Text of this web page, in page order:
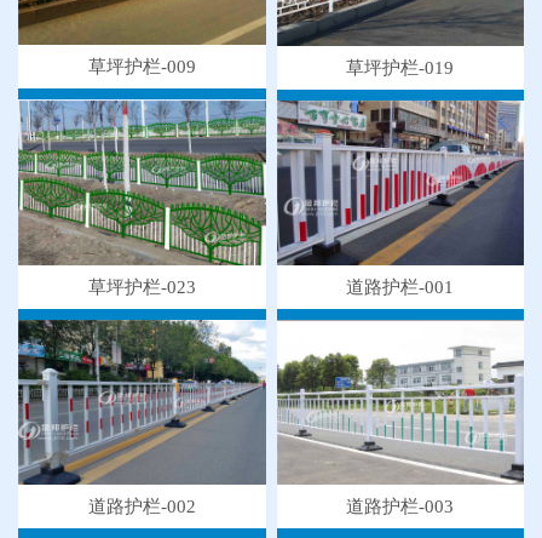
草坪护栏-009 草坪护栏-019
草坪护栏-023 道路护栏-001
道路护栏-002 道路护栏-003
● "多样“候车亭，旨在为您提供一个舒心候车环境
● 候车亭规格型号小解
● 隔离栅的防腐与使用寿命关系